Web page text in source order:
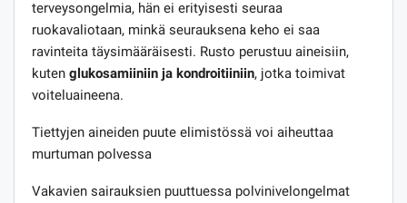
terveysongelmia, hän ei erityisesti seuraa
ruokavaliotaan, minkä seurauksena keho ei saa
ravinteita täysimääräisesti. Rusto perustuu aineisiin,
kuten glukosamiiniin ja kondroitiiniin, jotka toimivat
voiteluaineena.
Tiettyjen aineiden puute elimistössä voi aiheuttaa
murtuman polvessa
Vakavien sairauksien puuttuessa polvinivelongelmat